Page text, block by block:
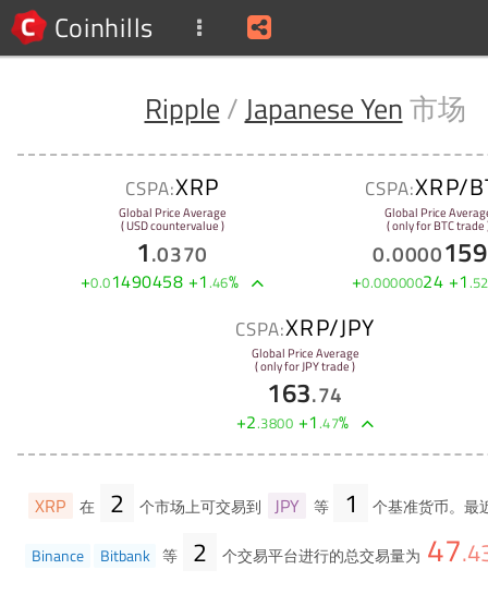
Coinhills
Ripple /Japanese Yen市场
CSPA:XRP
Global Price Average
( USD countervalue )
1.0370
+0.01490458 +1.46%
CSPA:XRP/
Global Price
( only for BTC trade
0.0000
+0.00000024 +1.52
CSPA:XRP/JPY
Global Price Average
( only for JPY trade )
163.74
+2.3800 +1.47%
XRP 在 2 个市场上可交易到 JPY 等 1 个基准货币。最
Binance Bitbank 等 2 个交易平台进行的总交易量为 47.